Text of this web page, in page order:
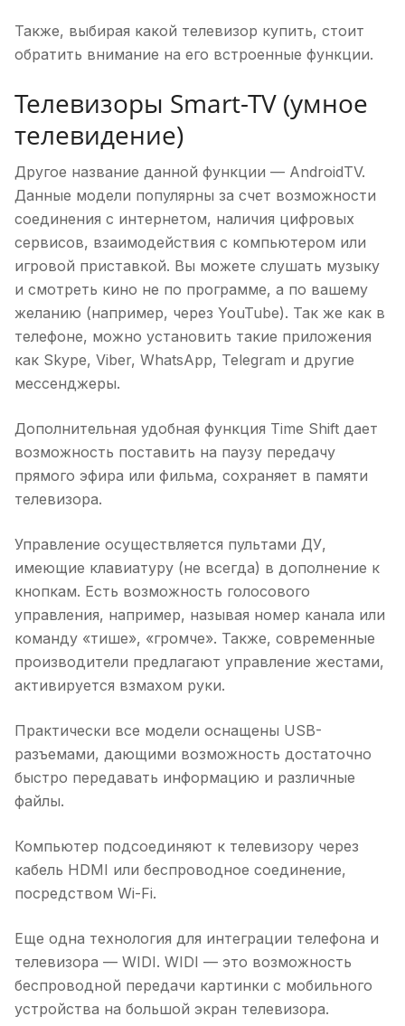
Также, выбирая какой телевизор купить, стоит
обратить внимание на его встроенные функции.
Телевизоры Smart-TV (умное
телевидение)
Другое название данной функции — AndroidTV.
Данные модели популярны за счет возможности
соединения с интернетом, наличия цифровых
сервисов, взаимодействия с компьютером или
игровой приставкой. Вы можете слушать музыку
и смотреть кино не по программе, а по вашему
желанию (например, через YouTube). Так же как в
телефоне, можно установить такие приложения
как Skype, Viber, WhatsApp, Telegram и другие
мессенджеры.
Дополнительная удобная функция Time Shift дает
возможность поставить на паузу передачу
прямого эфира или фильма, сохраняет в памяти
телевизора.
Управление осуществляется пультами ДУ,
имеющие клавиатуру (не всегда) в дополнение к
кнопкам. Есть возможность голосового
управления, например, называя номер канала или
команду «тише», «громче». Также, современные
производители предлагают управление жестами,
активируется взмахом руки.
Практически все модели оснащены USB-
разъемами, дающими возможность достаточно
быстро передавать информацию и различные
файлы.
Компьютер подсоединяют к телевизору через
кабель HDMI или беспроводное соединение,
посредством Wi-Fi.
Еще одна технология для интеграции телефона и
телевизора — WIDI. WIDI — это возможность
беспроводной передачи картинки с мобильного
устройства на большой экран телевизора.